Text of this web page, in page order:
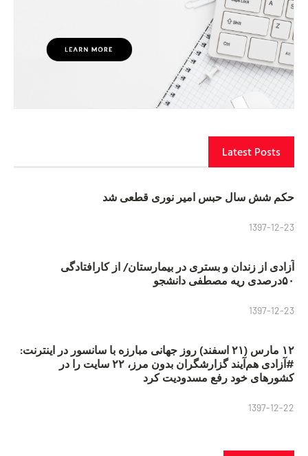
Latest Posts
حکم شش سال حبس امیر نوری قطعی شد
1397-12-23
آزادی از زندان و بستری در بیمارستان/ از کارافتادگی
۵۰درصدی ریه مصطفی دانشجو
1397-12-23
۱۲ مارس (۲۱ اسفند) روز جهانی مبارزه با سانسور در اینترنت:
#آزادی هم‌آیند گزارشگران‌ بدون مرز، ۲۲ سایت را در
کشورهای خود رفع مسدودیت کرد
1397-12-22